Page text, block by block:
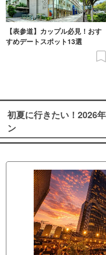
【表参道】カップル必見！おす
すめデートスポット13選
初夏に行きたい！2026
ン